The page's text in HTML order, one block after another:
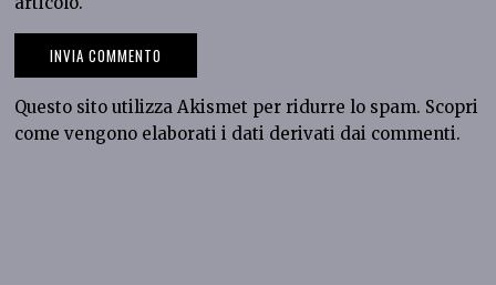
Questo sito utilizza Akismet per ridurre lo spam. Scopri
come vengono elaborati i dati derivati dai commenti.